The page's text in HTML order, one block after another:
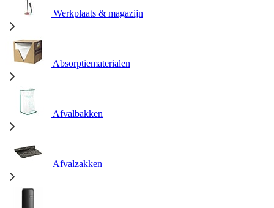
Werkplaats & magazijn
Absorptiematerialen
Afvalbakken
Afvalzakken